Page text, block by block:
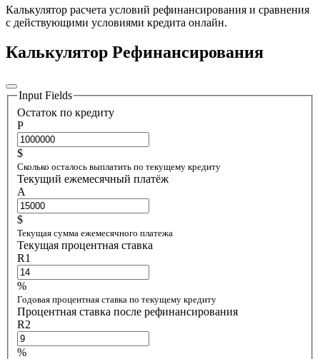
Калькулятор расчета условий рефинансирования и сравнения
с действующими условиями кредита онлайн.
Калькулятор Рефинансирования
Input Fields
Остаток по кредиту
P
$
Сколько осталось выплатить по текущему кредиту
Текущий ежемесячный платёж
A
$
Текущая сумма ежемесячного платежа
Текущая процентная ставка
R1
%
Годовая процентная ставка по текущему кредиту
Процентная ставка после рефинансирования
R2
%